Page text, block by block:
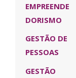
EMPREENDE
DORISMO
GESTÃO DE
PESSOAS
GESTÃO